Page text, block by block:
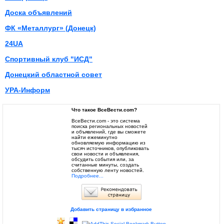
Доска объявлений
ФК «Металлург» (Донецк)
24UA
Спортивный клуб "ИСД"
Донецкий областной совет
УРА-Информ
Что такое ВсеВести.com?
ВсеВести.com - это система
поиска региональных новостей
и объявлений, где вы сможете
найти ежеминутно
обновляемую информацию из
тысяч источников, опубликовать
свои новости и объявления,
обсудить события или, за
считанные минуты, создать
собственную ленту новостей.
Подробнее...
Добавить страницу в избранное